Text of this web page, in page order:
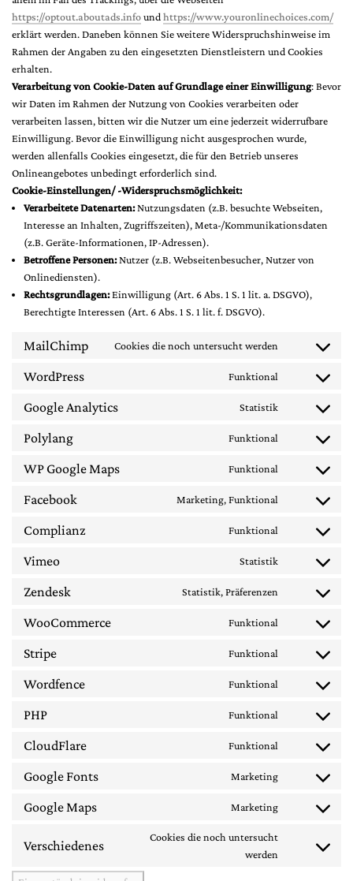
https://optout.aboutads.infoundhttps://www.youronlinechoices.com/
erklärt werden. Daneben können Sie weitere Widerspruchshinweise im
Rahmen der Angaben zu den eingesetzten Dienstleistern und Cookies
erhalten.
Verarbeitung von Cookie-Daten auf Grundlage einer Einwilligung: Bevor
wir Daten im Rahmen der Nutzung von Cookies verarbeiten oder
verarbeiten lassen, bitten wir die Nutzer um eine jederzeit widerrufbare
Einwilligung. Bevor die Einwilligung nicht ausgesprochen wurde,
werden allenfalls Cookies eingesetzt, die für den Betrieb unseres
Onlineangebotes unbedingt erforderlich sind.
Cookie-Einstellungen/ -Widerspruchsmöglichkeit:
Verarbeitete Datenarten:Nutzungsdaten (z.B. besuchte Webseiten,
Interesse an Inhalten, Zugriffszeiten), Meta-/Kommunikationsdaten
(z.B. Geräte-Informationen, IP-Adressen).
Betroffene Personen:Nutzer (z.B. Webseitenbesucher, Nutzer von
Onlinediensten).
Rechtsgrundlagen:Einwilligung (Art. 6 Abs. 1 S. 1 lit. a. DSGVO),
Berechtigte Interessen (Art. 6 Abs. 1 S. 1 lit. f. DSGVO).
MailChimp Cookies die noch untersucht werden
Consent to
WordPress Funktional
Consent to
Google Analytics Statistik
Consent to
Polylang Funktional
Consent to
WP Google Maps Funktional
Consent to
Facebook Marketing, Funktional
Consent to
Complianz Funktional
Consent to
Vimeo Statistik
Consent to
Zendesk Statistik, Präferenzen
Consent to
WooCommerce Funktional
Consent to
Stripe Funktional
Consent to
Wordfence Funktional
Consent to
PHP Funktional
Consent to
CloudFlare Funktional
Consent to
Google Fonts Marketing
Consent to
Google Maps Marketing
Consent to
Verschiedenes
Cookies die noch untersucht
werden
Consent to